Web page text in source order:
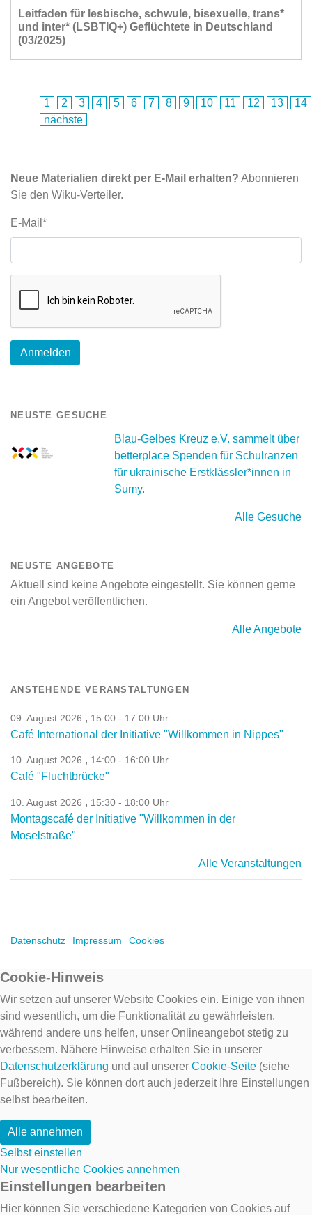
Leitfaden für lesbische, schwule, bisexuelle, trans*
und inter* (LSBTIQ+) Geflüchtete in Deutschland
(03/2025)
1 2 3 4 5 6 7 8 9 10 11 12 13
14
nächste
Neue Materialien direkt per E-Mail erhalten? Abonnieren
Sie den Wiku-Verteiler.
E-Mail*
NEUSTE GESUCHE
Blau-Gelbes Kreuz e.V. sammelt über
betterplace Spenden für Schulranzen
für ukrainische Erstklässler*innen in
Sumy.
Alle Gesuche
NEUSTE ANGEBOTE
Aktuell sind keine Angebote eingestellt. Sie können gerne
ein Angebot veröffentlichen.
Alle Angebote
ANSTEHENDE VERANSTALTUNGEN
09. August 2026 , 15:00 - 17:00 Uhr
Café International der Initiative "Willkommen in Nippes"
10. August 2026 , 14:00 - 16:00 Uhr
Café "Fluchtbrücke"
10. August 2026 , 15:30 - 18:00 Uhr
Montagscafé der Initiative "Willkommen in der
Moselstraße"
Alle Veranstaltungen
Datenschutz Impressum Cookies
Cookie-Hinweis
Wir setzen auf unserer Website Cookies ein. Einige von ihnen
sind wesentlich, um die Funktionalität zu gewährleisten,
während andere uns helfen, unser Onlineangebot stetig zu
verbessern. Nähere Hinweise erhalten Sie in unserer
Datenschutzerklärung und auf unserer Cookie-Seite (siehe
Fußbereich). Sie können dort auch jederzeit Ihre Einstellungen
selbst bearbeiten.
Alle annehmen
Selbst einstellen
Nur wesentliche Cookies annehmen
Einstellungen bearbeiten
Hier können Sie verschiedene Kategorien von Cookies auf